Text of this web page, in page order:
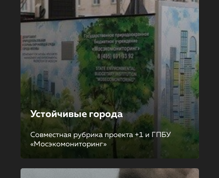
Устойчивые города
Совместная рубрика проекта +1 и ГПБУ
«Мосэкомониторинг»